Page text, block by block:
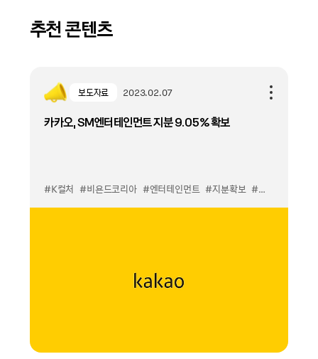
추천 콘텐츠
보도자료 2023.02.07
카카오, SM엔터테인먼트 지분 9.05% 확보
#K컬처 #비욘드코리아 #엔터테인먼트 #지분확보 #콘텐츠